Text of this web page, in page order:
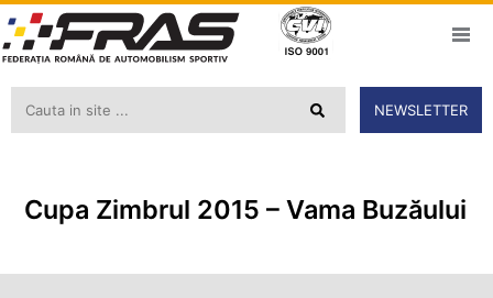
NEWSLETTER
Cupa Zimbrul 2015 – Vama Buzăului